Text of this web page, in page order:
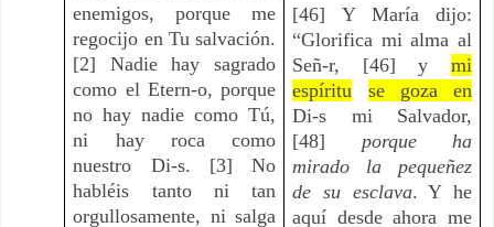
enemigos, porque me
regocijo en Tu salvación.
[2] Nadie hay sagrado
como el Etern-o, porque
no hay nadie como Tú,
ni hay roca como
nuestro Di-s. [3] No
habléis tanto ni tan
orgullosamente, ni salga
[46] Y María dijo:
“Glorifica mi alma al
Señ-r, [46] y mi
espíritu
se goza en
Di-s mi Salvador,
[48] porque ha
mirado la pequeñez
de su esclava. Y he
aquí desde ahora me